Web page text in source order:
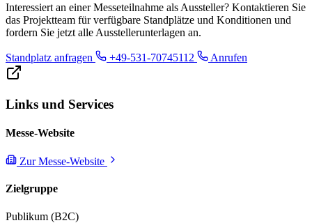
Interessiert an einer Messeteilnahme als Aussteller? Kontaktieren Sie
das Projektteam für verfügbare Standplätze und Konditionen und
fordern Sie jetzt alle Ausstellerunterlagen an.
Standplatz anfragen +49-531-70745112 Anrufen
Links und Services
Messe-Website
Zur Messe-Website
Zielgruppe
Publikum (B2C)